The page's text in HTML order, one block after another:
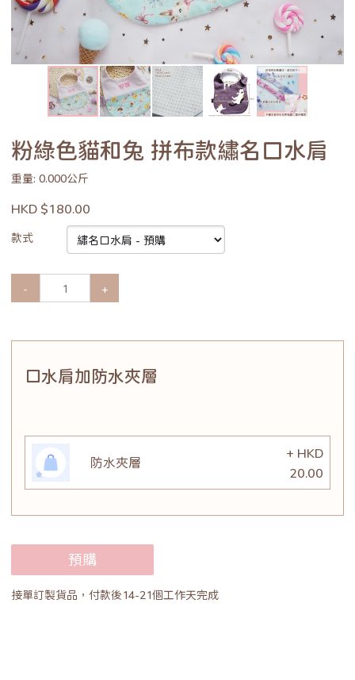
粉綠色貓和兔 拼布款繡名口水肩
重量: 0.000公斤
HKD $180.00
款式
- +
口水肩加防水夾層
防水夾層
+ HKD
20.00
預購
接單訂製貨品，付款後14-21個工作天完成